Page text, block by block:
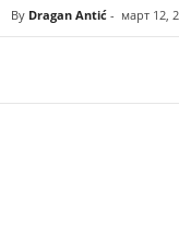
By Dragan Antić - март 12,